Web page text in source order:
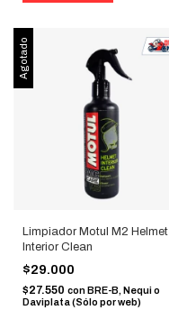
Agotado
Limpiador Motul M2 Helmet
Interior Clean
$29.000
$27.550 conBRE-B, Nequi o
Daviplata (Sólo por web)